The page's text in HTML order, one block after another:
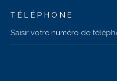
TÉLÉPHONE